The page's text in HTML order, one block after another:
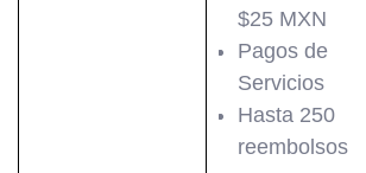
$25 MXN
Pagos de
Servicios
Hasta 250
reembolsos